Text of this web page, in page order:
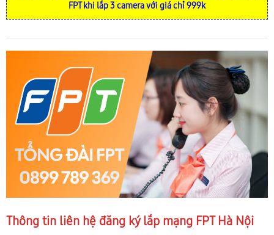
FPT khi lắp 3 camera với giá chỉ 999k
Thông tin liên hệ đăng ký lắp mạng FPT Hà Nội